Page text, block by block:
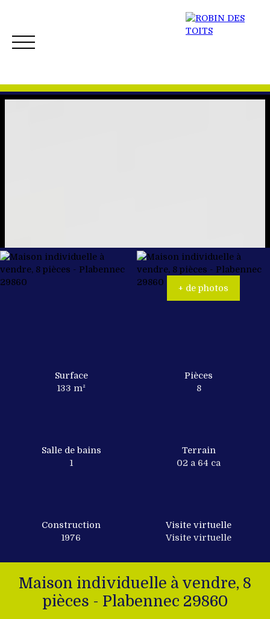
+ de photos
Surface
133 m²
Pièces
8
Salle de bains
1
Terrain
02 a 64 ca
Construction
1976
Visite virtuelle
Visite virtuelle
Maison individuelle à vendre, 8
pièces - Plabennec 29860